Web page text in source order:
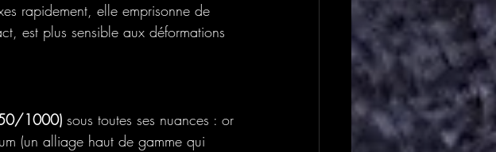
rapidement, elle emprisonne de
est plus sensible aux déformations
1000) sous toutes ses nuances : or
(un alliage haut de gamme qui